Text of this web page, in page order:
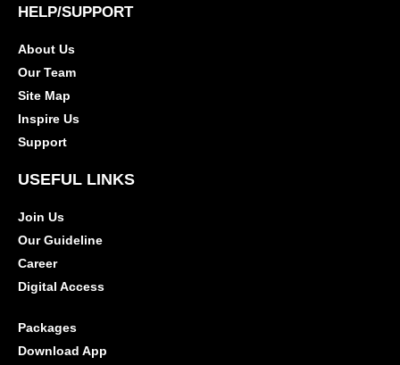
HELP/SUPPORT
About Us
Our Team
Site Map
Inspire Us
Support
USEFUL LINKS
Join Us
Our Guideline
Career
Digital Access
Packages
Download App